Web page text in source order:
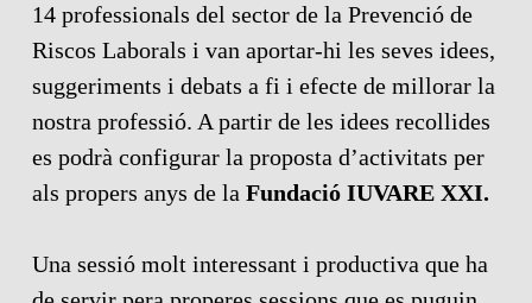
14 professionals del sector de la Prevenció de
Riscos Laborals i van aportar-hi les seves idees,
suggeriments i debats a fi i efecte de millorar la
nostra professió. A partir de les idees recollides
es podrà configurar la proposta d’activitats per
als propers anys de la Fundació IUVARE XXI.
Una sessió molt interessant i productiva que ha